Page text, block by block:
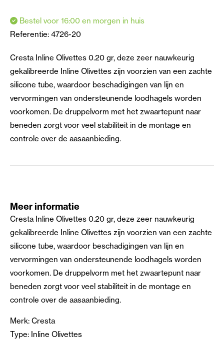
Bestel voor 16:00 en morgen in huis
Referentie: 4726-20
Cresta Inline Olivettes 0.20 gr, deze zeer nauwkeurig
gekalibreerde Inline Olivettes zijn voorzien van een zachte
silicone tube, waardoor beschadigingen van lijn en
vervormingen van ondersteunende loodhagels worden
voorkomen. De druppelvorm met het zwaartepunt naar
beneden zorgt voor veel stabiliteit in de montage en
controle over de aasaanbieding.
Meer informatie
Cresta Inline Olivettes 0.20 gr, deze zeer nauwkeurig
gekalibreerde Inline Olivettes zijn voorzien van een zachte
silicone tube, waardoor beschadigingen van lijn en
vervormingen van ondersteunende loodhagels worden
voorkomen. De druppelvorm met het zwaartepunt naar
beneden zorgt voor veel stabiliteit in de montage en
controle over de aasaanbieding.
Merk: Cresta
Type: Inline Olivettes